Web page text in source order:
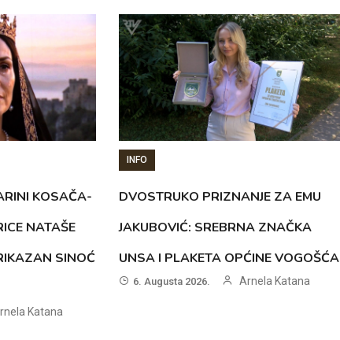
KOSAČA-
NATAŠE
SINOĆ
Katana
INFO
DVOSTRUKO PRIZNANJE ZA EMU
JAKUBOVIĆ: SREBRNA ZNAČKA
UNSA I PLAKETA OPĆINE VOGOŠĆA
6. Augusta 2026. Arnela Katana